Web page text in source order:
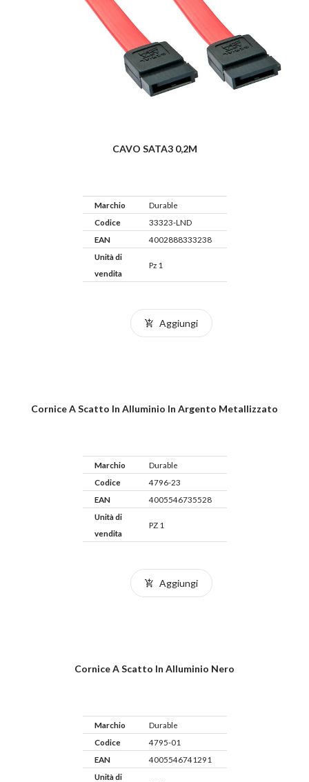
CAVO SATA3 0,2M
Marchio
Durable
Codice
33323-LND
EAN
4002888333238
Unità di
vendita
Pz 1
Aggiungi
Cornice A Scatto In Alluminio In Argento Metallizzato
Marchio
Durable
Codice
4796-23
EAN
4005546735528
Unità di
vendita
PZ 1
Aggiungi
Cornice A Scatto In Alluminio Nero
Marchio
Durable
Codice
4795-01
EAN
4005546741291
Unità di